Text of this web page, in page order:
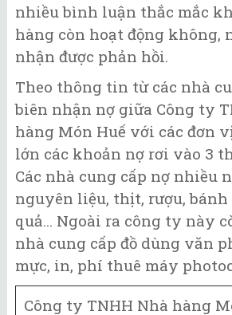
nhiều bình luận thắc mắc
hàng còn hoạt động không,
nhận được phản hồi.
Theo thông tin từ các nhà
biên nhận nợ giữa Công ty
hàng Món Huế với các đơn
lớn các khoản nợ rơi vào 3
Các nhà cung cấp nợ nhiều
nguyên liệu, thịt, rượu, bánh
quả... Ngoài ra công ty này
nhà cung cấp đồ dùng văn
mực, in, phí thuê máy
Công ty TNHH Nhà hàng